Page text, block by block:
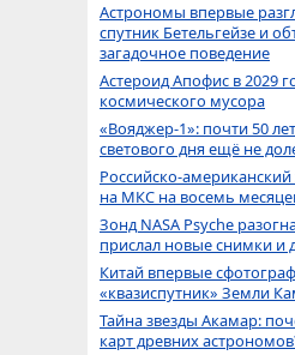
Астрономы впервые
спутник Бетельгейзе и
загадочное поведение
Астероид Апофис в 2029
космического мусора
«Вояджер-1»: почти 50
светового дня ещё не
Российско-
на МКС на восемь
Зонд NASA Psyche
прислал новые снимки и
Китай впервые
«квазиспутник» Земли
Тайна звезды Акамар:
карт древних